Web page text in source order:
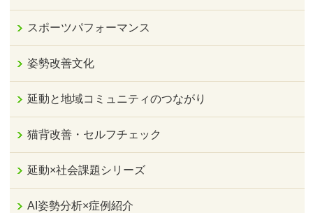
スポーツパフォーマンス
姿勢改善文化
延動と地域コミュニティのつながり
猫背改善・セルフチェック
延動×社会課題シリーズ
AI姿勢分析×症例紹介